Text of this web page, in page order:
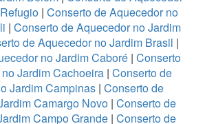
| Conserto de Aquecedor no
| Conserto de Aquecedor no Jardim
de Aquecedor no Jardim Brasil |
no Jardim Caboré| Conserto
Jardim Cachoeira| Conserto de
Jardim Campinas | Conserto de
Camargo Novo| Conserto de
Campo Grande | Conserto de